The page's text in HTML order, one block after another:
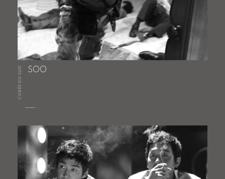
CORÉE DU SUD SOO